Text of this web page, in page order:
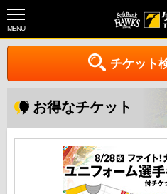
MENU
チケット
お得なチケット